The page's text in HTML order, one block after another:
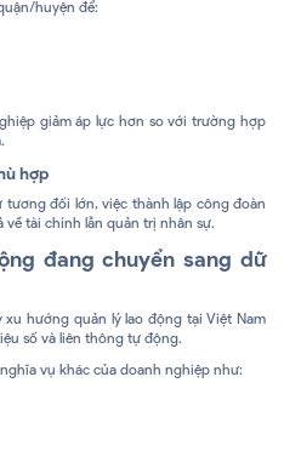
huyện để:
giảm áp lực hơn so với trường hợp
hợp
đối lớn, việc thành lập công đoàn
về tài chính lẫn quản trị nhân sự.
đang chuyển sang dữ
hướng quản lý lao động tại Việt Nam
số và liên thông tự động.
vụ khác của doanh nghiệp như: